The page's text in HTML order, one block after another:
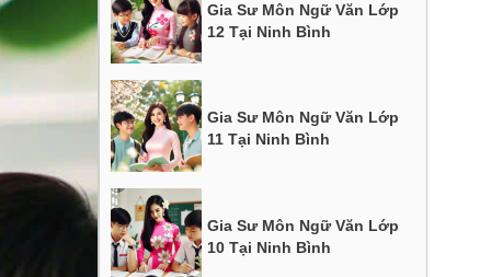
Gia Sư Môn Ngữ Văn Lớp
12 Tại Ninh Bình
Gia Sư Môn Ngữ Văn Lớp
11 Tại Ninh Bình
Gia Sư Môn Ngữ Văn Lớp
10 Tại Ninh Bình